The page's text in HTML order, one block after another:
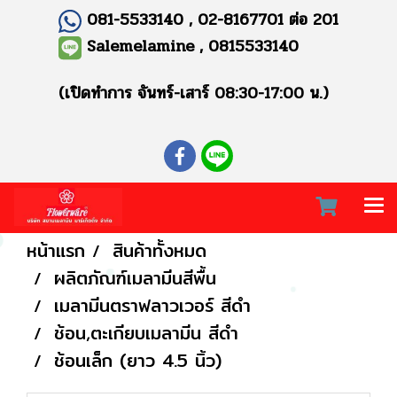
081-5533140 , 02-8167701 ต่อ 201
Salemelamine , 0815533140
(เปิดทำการ จันทร์-เสาร์ 08:30-17:00 น.)
หน้าแรก
สินค้าทั้งหมด
ผลิตภัณฑ์เมลามีนสีพื้น
เมลามีนตราฟลาวเวอร์ สีดำ
ช้อน,ตะเกียบเมลามีน สีดำ
ช้อนเล็ก (ยาว 4.5 นิ้ว)